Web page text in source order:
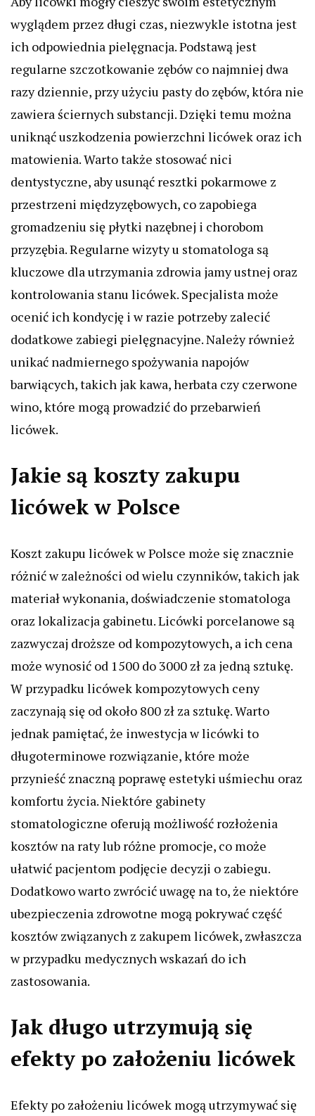
wyglądem przez długi czas, niezwykle istotna jest
ich odpowiednia pielęgnacja. Podstawą jest
regularne szczotkowanie zębów co najmniej dwa
razy dziennie, przy użyciu pasty do zębów, która nie
zawiera ściernych substancji. Dzięki temu można
uniknąć uszkodzenia powierzchni licówek oraz ich
matowienia. Warto także stosować nici
dentystyczne, aby usunąć resztki pokarmowe z
przestrzeni międzyzębowych, co zapobiega
gromadzeniu się płytki nazębnej i chorobom
przyzębia. Regularne wizyty u stomatologa są
kluczowe dla utrzymania zdrowia jamy ustnej oraz
kontrolowania stanu licówek. Specjalista może
ocenić ich kondycję i w razie potrzeby zalecić
dodatkowe zabiegi pielęgnacyjne. Należy również
unikać nadmiernego spożywania napojów
barwiących, takich jak kawa, herbata czy czerwone
wino, które mogą prowadzić do przebarwień
licówek.
Jakie są koszty zakupu
licówek w Polsce
Koszt zakupu licówek w Polsce może się znacznie
różnić w zależności od wielu czynników, takich jak
materiał wykonania, doświadczenie stomatologa
oraz lokalizacja gabinetu. Licówki porcelanowe są
zazwyczaj droższe od kompozytowych, a ich cena
może wynosić od 1500 do 3000 zł za jedną sztukę.
W przypadku licówek kompozytowych ceny
zaczynają się od około 800 zł za sztukę. Warto
jednak pamiętać, że inwestycja w licówki to
długoterminowe rozwiązanie, które może
przynieść znaczną poprawę estetyki uśmiechu oraz
komfortu życia. Niektóre gabinety
stomatologiczne oferują możliwość rozłożenia
kosztów na raty lub różne promocje, co może
ułatwić pacjentom podjęcie decyzji o zabiegu.
Dodatkowo warto zwrócić uwagę na to, że niektóre
ubezpieczenia zdrowotne mogą pokrywać część
kosztów związanych z zakupem licówek, zwłaszcza
w przypadku medycznych wskazań do ich
zastosowania.
Jak długo utrzymują się
efekty po założeniu licówek
Efekty po założeniu licówek mogą utrzymywać się